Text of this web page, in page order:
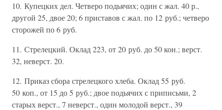
10. Купецких дел. Четверо подьячих; один с жал. 40 р.,
другой 25, двое 20; 6 приставов с жал. по 12 руб.; четверо
сторожей по 6 руб.
11. Стрелецкий. Оклад 223, от 20 руб. до 50 кон.; верст.
32, неверст. 20.
12. Приказ сбора стрелецкого хлеба. Оклад 55 руб.
50 коп., от 15 до 5 руб.; двое подьячих с приписьми, 2
старых верст., 7 неверст., один молодой верст., 39